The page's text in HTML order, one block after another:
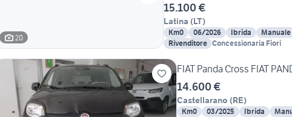
20
15.100 €
Latina (LT)
Km0 06/2026 Ibrida Manuale
Rivenditore Concessionaria Fiori
FIAT Panda Cross FIAT
14.600 €
Castellarano (RE)
Km0 03/2025 Ibrida